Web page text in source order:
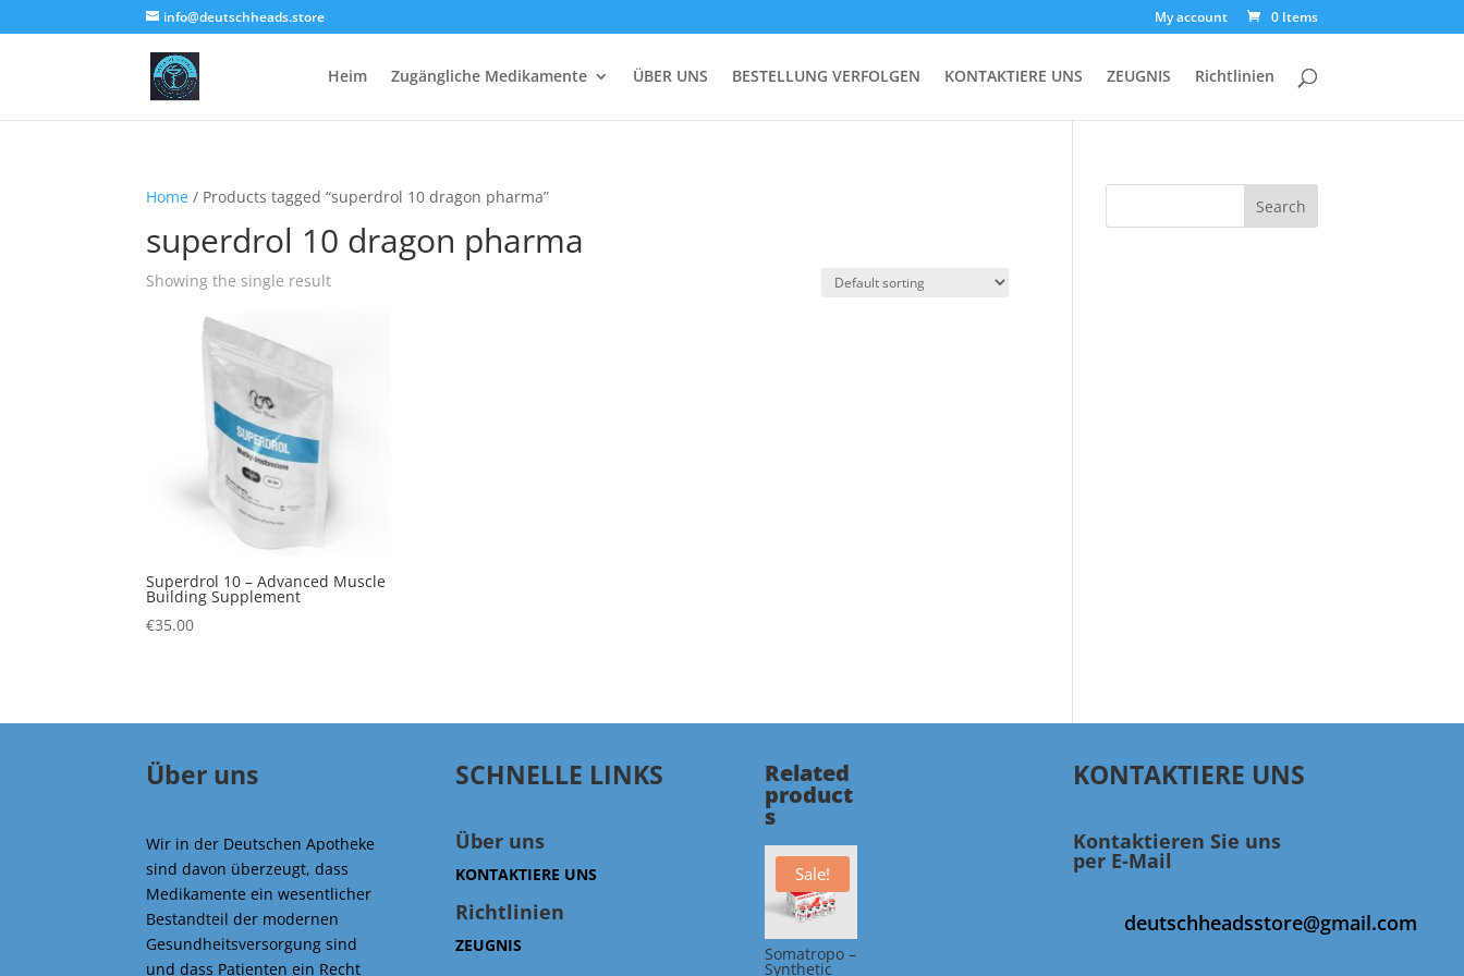
info@deutschheads.store My account 0 Items
Heim Zugängliche Medikamente ÜBER UNS BESTELLUNG VERFOLGEN KONTAKTIERE UNS ZEUGNIS Richtlinien
Home / Products tagged “superdrol 10 dragon pharma”
superdrol 10 dragon pharma
Showing the single result
Superdrol 10 – Advanced Muscle
Building Supplement
€35.00
Search
Über uns
Wir in der Deutschen Apotheke
sind davon überzeugt, dass
Medikamente ein wesentlicher
Bestandteil der modernen
Gesundheitsversorgung sind
und dass Patienten ein Recht
SCHNELLE LINKS
Über uns
KONTAKTIERE UNS
Richtlinien
ZEUGNIS
Related
product
s
Sale!
Somatropo –
Synthetic
KONTAKTIERE UNS
Kontaktieren Sie uns
per E-Mail
deutschheadsstore@gmail.com